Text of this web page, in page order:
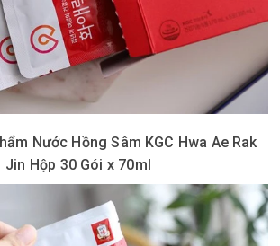
Nước Hồng Sâm KGC Hwa Ae Rak
Jin Hộp 30 Gói x 70ml